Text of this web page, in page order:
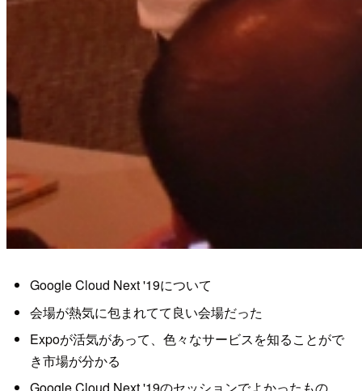
Google Cloud Next '19について
会場が熱気に包まれてて良い会場だった
Expoが活気があって、色々なサービスを知ることがで
き市場が分かる